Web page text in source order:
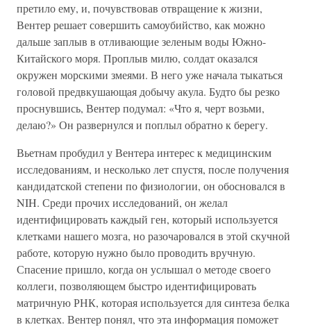
претило ему, и, почувствовав отвращение к жизни,
Вентер решает совершить самоубийство, как можно
дальше заплыв в отливающие зеленым воды Южно-
Китайского моря. Проплыв милю, солдат оказался
окружен морскими змеями. В него уже начала тыкаться
головой предвкушающая добычу акула. Будто бы резко
проснувшись, Вентер подумал: «Что я, черт возьми,
делаю?» Он развернулся и поплыл обратно к берегу.
Вьетнам пробудил у Вентера интерес к медицинским
исследованиям, и несколько лет спустя, после получения
кандидатской степени по физиологии, он обосновался в
NIH. Среди прочих исследований, он желал
идентифицировать каждый ген, который используется
клетками нашего мозга, но разочаровался в этой скучной
работе, которую нужно было проводить вручную.
Спасение пришло, когда он услышал о методе своего
коллеги, позволяющем быстро идентифицировать
матричную РНК, которая используется для синтеза белка
в клетках. Вентер понял, что эта информация поможет